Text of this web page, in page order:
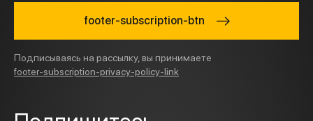
footer-subscription-btn
Подписываясь на рассылку, вы принимаете
footer-subscription-privacy-policy-link